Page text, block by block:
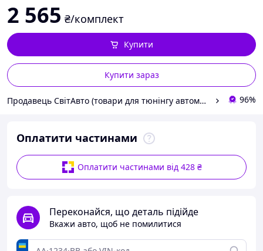
2 565 ₴/комплект
Купити зараз
Купити
Продавець СвітАвто (товари для тюнінгу автомобілів ВАЗ) 96%
Оплатити частинами
Оплатити частинами від 428 ₴
Переконайся, що деталь підійде
Вкажи авто, щоб не помилитися